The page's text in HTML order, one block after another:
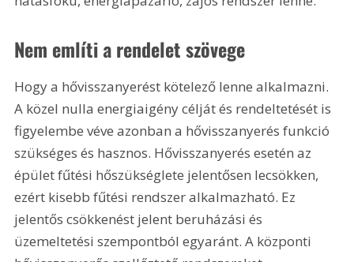
Nem említi a rendelet szövege
Hogy a hővisszanyerést kötelező lenne alkalmazni.
A közel nulla energiaigény célját és rendeltetését is
figyelembe véve azonban a hővisszanyerés funkció
szükséges és hasznos. Hővisszanyerés esetén az
épület fűtési hőszükséglete jelentősen lecsökken,
ezért kisebb fűtési rendszer alkalmazható. Ez
jelentős csökkenést jelent beruházási és
üzemeltetési szempontból egyaránt. A központi